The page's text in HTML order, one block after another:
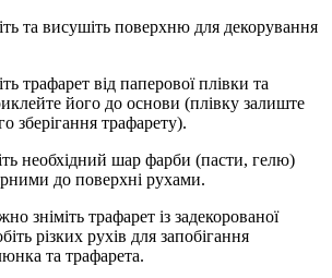
та висушiть поверхню для декорування
трафарет вiд паперової плiвки та
його до основи (плiвку залиште
зберiгання трафарету).
необхiдний шар фарби (пасти, гелю)
до поверхнi рухами.
знiмiть трафарет iз задекорованої
рiзких рухiв для запобiгання
та трафарета.